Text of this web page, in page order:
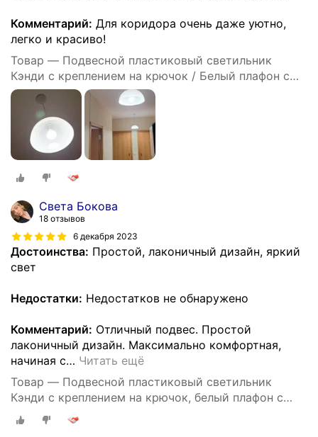
Комментарий: Для коридора очень даже уютно,
легко и красиво!
Товар — Подвесной пластиковый светильник
Кэнди с креплением на крючок / Белый плафон с
белым шнуром 80 см и направлением света вниз /
Люстра подвесная с цоколем Е27 / 60Вт / IP20 /
220В / 290х170 мм, без ламп, НСБ 21-60-202
Света Бокова
18 отзывов
6 декабря 2023
Достоинства: Простой, лаконичный дизайн, яркий
свет
Недостатки: Недостатков не обнаружено
Комментарий: Отличный подвес. Простой
лаконичный дизайн. Максимально комфортная,
начиная с… Читать ещё
Товар — Подвесной пластиковый светильник
Кэнди с креплением на крючок, белый плафон с
белым шнуром 80 см, Е27, 60Вт, IP20, 220В,
290х170 мм, без ламп, НСБ 21-60-202